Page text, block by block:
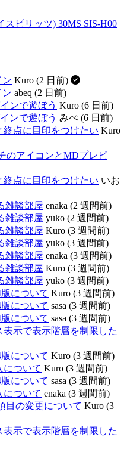
ピリッツ) 30MS SIS-H00
ン Kuro (2 日前)
ン abeq (2 日前)
ンで遊ぼう Kuro (6 日前)
ンで遊ぼう みぺ (6 日前)
終点に目印をつけたい Kuro
のアイコンとMDプレビ
終点に目印をつけたい いお
雑談部屋 enaka (2 週間前)
雑談部屋 yuko (2 週間前)
雑談部屋 Kuro (3 週間前)
雑談部屋 yuko (3 週間前)
雑談部屋 enaka (3 週間前)
雑談部屋 Kuro (3 週間前)
雑談部屋 yuko (3 週間前)
について Kuro (3 週間前)
について sasa (3 週間前)
について sasa (3 週間前)
示で表示階層を制限した
について Kuro (3 週間前)
について Kuro (3 週間前)
について sasa (3 週間前)
について enaka (3 週間前)
目の変更について Kuro (3
示で表示階層を制限した